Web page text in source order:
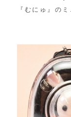
『むにゅ』の